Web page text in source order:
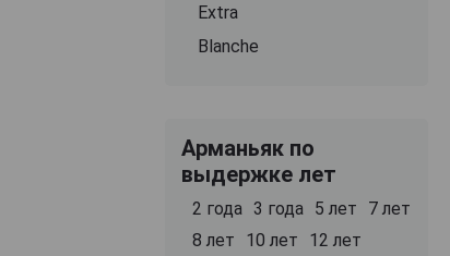
Extra
Blanche
Арманьяк по
выдержке лет
2 года 3 года 5 лет
7 лет
8 лет
10 лет
12 лет